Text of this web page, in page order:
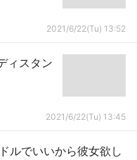
2021/6/22(Tu) 13:52
ィスタン
2021/6/22(Tu) 13:45
ルでいいから彼女欲し